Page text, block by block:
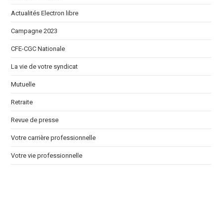
Actualités Electron libre
Campagne 2023
CFE-CGC Nationale
La vie de votre syndicat
Mutuelle
Retraite
Revue de presse
Votre carrière professionnelle
Votre vie professionnelle